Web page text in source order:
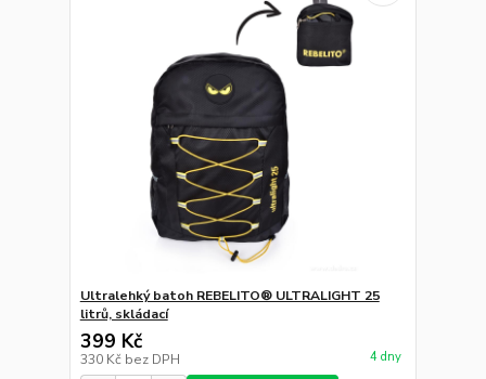
Ultralehký batoh REBELITO® ULTRALIGHT 25
litrů, skládací
399 Kč
330 Kč bez DPH 4 dny